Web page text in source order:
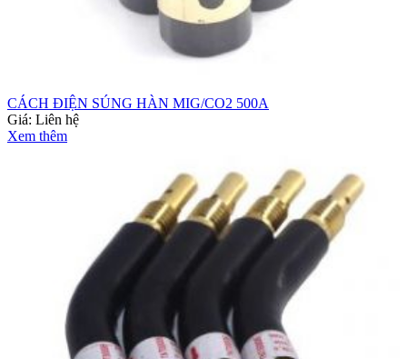
CÁCH ĐIỆN SÚNG HÀN MIG/CO2 500A
Giá: Liên hệ
Xem thêm